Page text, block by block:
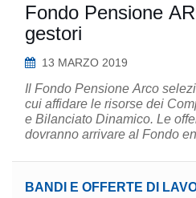
Fondo Pensione
gestori
13 MARZO 2019
Il Fondo Pensione Arco
cui affidare le risorse dei
e Bilanciato Dinamico. Le offerte e i questionari
dovranno arrivare al Fondo
BANDI E OFFERTE DI